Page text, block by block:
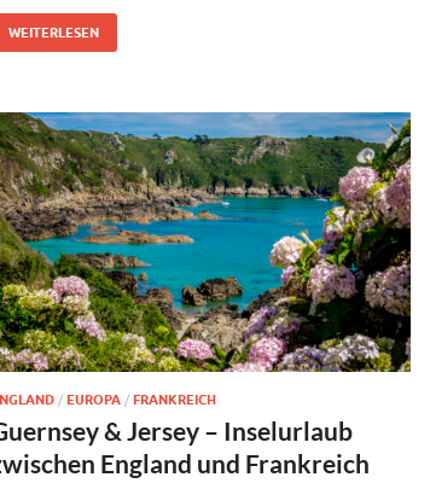
WEITERLESEN
/ EUROPA / FRANKREICH
& Jersey – Inselurlaub
England und Frankreich